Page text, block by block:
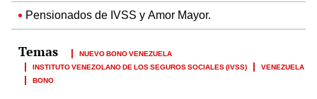
Pensionados de IVSS y Amor Mayor.
NUEVO BONO VENEZUELA
INSTITUTO VENEZOLANO DE LOS SEGUROS SOCIALES (IVSS)
VENEZUELA
BONO